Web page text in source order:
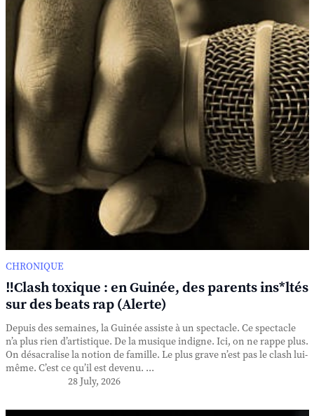
CHRONIQUE
‼️Clash toxique : en Guinée, des parents ins*ltés
sur des beats rap (Alerte)
Depuis des semaines, la Guinée assiste à un spectacle. Ce spectacle
n’a plus rien d’artistique. De la musique indigne. Ici, on ne rappe plus.
On désacralise la notion de famille. Le plus grave n’est pas le clash lui-
même. C’est ce qu’il est devenu. ...
28 July, 2026